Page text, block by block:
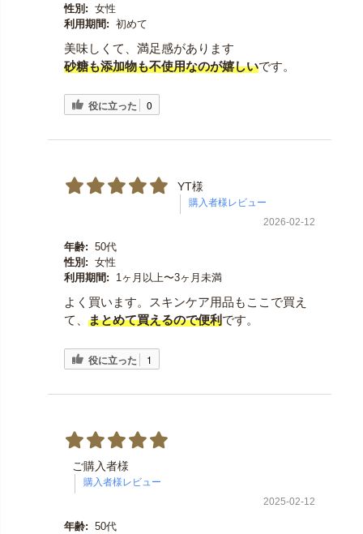
性別: 女性
利用期間: 初めて
美味しくて、満足感があります
砂糖も添加物も不使用なのが嬉しいです。
役に立った 0
YT様
2026-02-12
年齢: 50代
性別: 女性
利用期間:
1ヶ月以上〜3ヶ月未満
よく買います。スキンケア用品もここで買え
て、 まとめて買えるので便利です。
役に立った 1
ご購入者様
2025-02-12
年齢: 50代